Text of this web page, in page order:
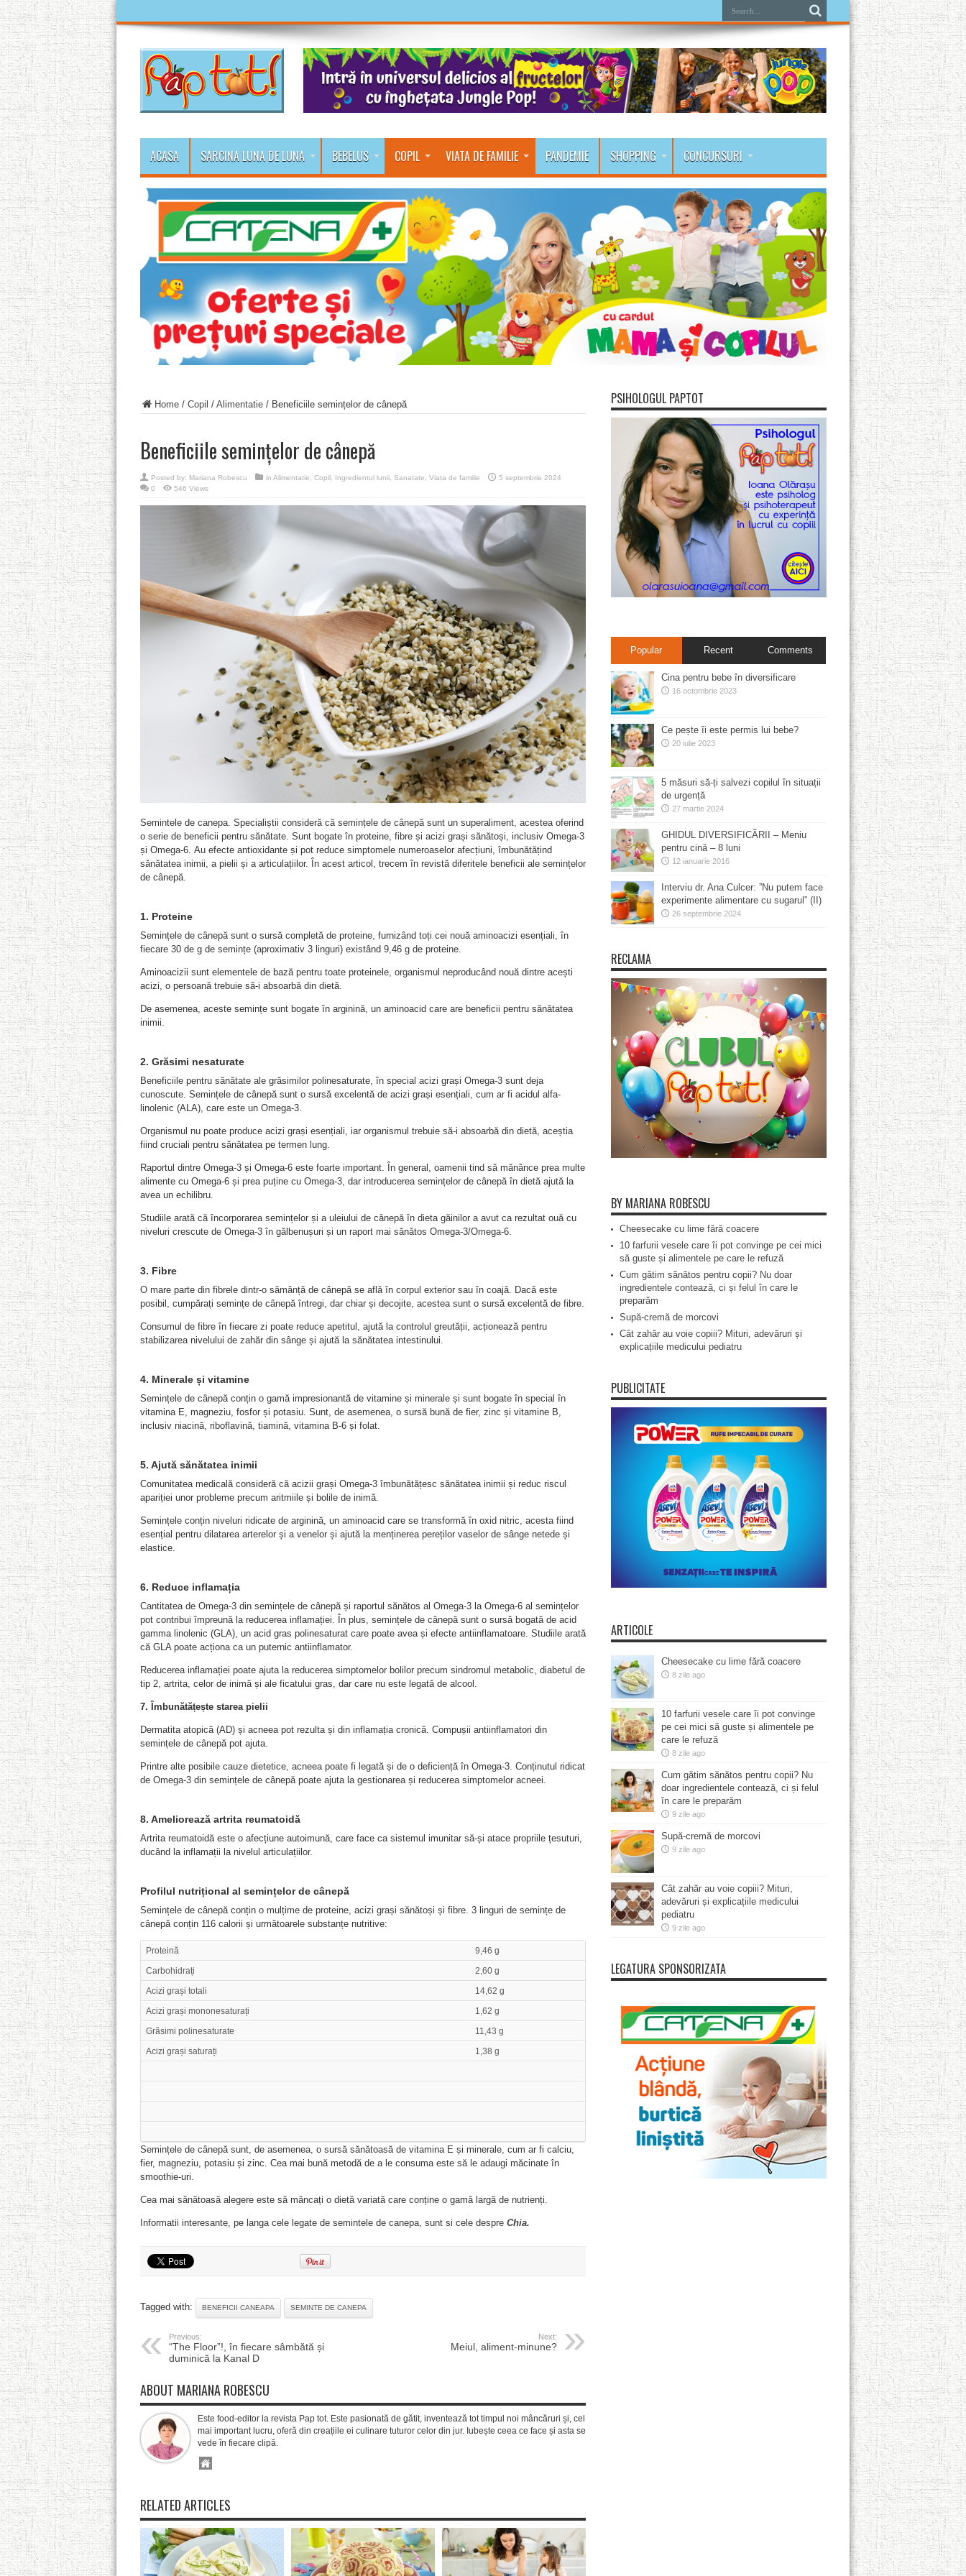
ACASA SARCINA LUNA DE LUNA BEBELUS COPIL VIATA DE FAMILIE PANDEMIE SHOPPING CONCURSURI
Home/ Copil / Alimentatie/ Beneficiile semințelor de cânepă
Beneficiile semințelor de cânepă
Posted by: Mariana Robescu in Alimentatie Copil, Ingredientul lunii, Sanatate Viata de familie
5 septembrie 2024
0
546 Views
Semintele de canepa. Specialiștii consideră că semințele de cânepă sunt un superaliment, acestea oferind
o serie de beneficii pentru sănătate. Sunt bogate în proteine, fibre și acizi grași sănătoși, inclusiv Omega-3
și Omega-6. Au efecte antioxidante și pot reduce simptomele numeroaselor afecțiuni, îmbunătățind
sănătatea inimii, a pielii și a articulațiilor. În acest articol, trecem în revistă diferitele beneficii ale semințelor
de cânepă.
1. Proteine
Semințele de cânepă sunt o sursă completă de proteine, furnizând toți cei nouă aminoacizi esențiali, în
fiecare 30 de g de semințe (aproximativ 3 linguri) existând 9,46 g de proteine.
Aminoacizii sunt elementele de bază pentru toate proteinele, organismul neproducând nouă dintre acești
acizi, o persoană trebuie să-i absoarbă din dietă.
De asemenea, aceste semințe sunt bogate în arginină, un aminoacid care are beneficii pentru sănătatea
inimii.
2. Grăsimi nesaturate
Beneficiile pentru sănătate ale grăsimilor polinesaturate, în special acizi grași Omega-3 sunt deja
cunoscute. Semințele de cânepă sunt o sursă excelentă de acizi grași esențiali, cum ar fi acidul alfa-
linolenic (ALA), care este un Omega-3.
Organismul nu poate produce acizi grași esențiali, iar organismul trebuie să-i absoarbă din dietă, aceștia
fiind cruciali pentru sănătatea pe termen lung.
Raportul dintre Omega-3 și Omega-6 este foarte important. În general, oamenii tind să mănânce prea multe
alimente cu Omega-6 și prea puține cu Omega-3, dar introducerea semințelor de cânepă în dietă ajută la
avea un echilibru.
Studiile arată că încorporarea semințelor și a uleiului de cânepă în dieta găinilor a avut ca rezultat ouă cu
niveluri crescute de Omega-3 în gălbenușuri și un raport mai sănătos Omega-3/Omega-6.
3. Fibre
O mare parte din fibrele dintr-o sămânță de cânepă se află în corpul exterior sau în coajă. Dacă este
posibil, cumpărați semințe de cânepă întregi, dar chiar și decojite, acestea sunt o sursă excelentă de fibre.
Consumul de fibre în fiecare zi poate reduce apetitul, ajută la controlul greutății, acționează pentru
stabilizarea nivelului de zahăr din sânge și ajută la sănătatea intestinului.
4. Minerale și vitamine
Semințele de cânepă conțin o gamă impresionantă de vitamine și minerale și sunt bogate în special în
vitamina E, magneziu, fosfor și potasiu. Sunt, de asemenea, o sursă bună de fier, zinc și vitamine B,
inclusiv niacină, riboflavină, tiamină, vitamina B-6 și folat.
5. Ajută sănătatea inimii
Comunitatea medicală consideră că acizii grași Omega-3 îmbunătățesc sănătatea inimii și reduc riscul
apariției unor probleme precum aritmiile și bolile de inimă.
Semințele conțin niveluri ridicate de arginină, un aminoacid care se transformă în oxid nitric, acesta fiind
esențial pentru dilatarea arterelor și a venelor și ajută la menținerea pereților vaselor de sânge netede și
elastice.
6. Reduce inflamația
Cantitatea de Omega-3 din semințele de cânepă și raportul sănătos al Omega-3 la Omega-6 al semințelor
pot contribui împreună la reducerea inflamației. În plus, semințele de cânepă sunt o sursă bogată de acid
gamma linolenic (GLA), un acid gras polinesaturat care poate avea și efecte antiinflamatoare. Studiile arată
că GLA poate acționa ca un puternic antiinflamator.
Reducerea inflamației poate ajuta la reducerea simptomelor bolilor precum sindromul metabolic, diabetul de
tip 2, artrita, celor de inimă și ale ficatului gras, dar care nu este legată de alcool.
7. Îmbunătățește starea pielii
Dermatita atopică (AD) și acneea pot rezulta și din inflamația cronică. Compușii antiinflamatori din
semințele de cânepă pot ajuta.
Printre alte posibile cauze dietetice, acneea poate fi legată și de o deficiență în Omega-3. Conținutul ridicat
de Omega-3 din semințele de cânepă poate ajuta la gestionarea și reducerea simptomelor acneei.
8. Ameliorează artrita reumatoidă
Artrita reumatoidă este o afecțiune autoimună, care face ca sistemul imunitar să-și atace propriile țesuturi,
ducând la inflamații la nivelul articulațiilor.
Profilul nutrițional al semințelor de cânepă
Semințele de cânepă conțin o mulțime de proteine, acizi grași sănătoși și fibre. 3 linguri de semințe de
cânepă conțin 116 calorii și următoarele substanțe nutritive:
Proteină
9,46 g
Carbohidrați
2,60 g
Acizi grași totali
14,62 g
Acizi grași mononesaturați
1,62 g
Grăsimi polinesaturate
11,43 g
Acizi grași saturați
1,38 g
Semințele de cânepă sunt, de asemenea, o sursă sănătoasă de vitamina E și minerale, cum ar fi calciu,
fier, magneziu, potasiu și zinc. Cea mai bună metodă de a le consuma este să le adaugi măcinate în
smoothie-uri.
Cea mai sănătoasă alegere este să mâncați o dietă variată care conține o gamă largă de nutrienți.
Informatii interesante, pe langa cele legate de semintele de canepa, sunt si cele despre Chia.
Tagged with: BENEFICII CANEAPA SEMINTE DE CANEPA
Previous:
“The Floor”!, în fiecare sâmbătă și
duminică la Kanal D
Next:
Meiul, aliment-minune?
ABOUT MARIANA ROBESCU
Este food-editor la revista Pap tot. Este pasionată de gătit, inventează tot timpul noi mâncăruri și, cel
mai important lucru, oferă din creațiile ei culinare tuturor celor din jur. Iubește ceea ce face și asta se
vede în fiecare clipă.
RELATED ARTICLES
PSIHOLOGUL PAPTOT
Popular Recent Comments
Cina pentru bebe în diversificare
16 octombrie 2023
Ce pește îi este permis lui bebe?
20 iulie 2023
5 măsuri să-ți salvezi copilul în situații
de urgență
27 martie 2024
GHIDUL DIVERSIFICĂRII – Meniu
pentru cină – 8 luni
12 ianuarie 2016
Interviu dr. Ana Culcer: ”Nu putem face
experimente alimentare cu sugarul” (II)
26 septembrie 2024
RECLAMA
BY MARIANA ROBESCU
Cheesecake cu lime fără coacere
10 farfurii vesele care îi pot convinge pe cei mici
să guste și alimentele pe care le refuză
Cum gătim sănătos pentru copii? Nu doar
ingredientele contează, ci și felul în care le
preparăm
Supă-cremă de morcovi
Cât zahăr au voie copiii? Mituri, adevăruri și
explicațiile medicului pediatru
PUBLICITATE
ARTICOLE
Cheesecake cu lime fără coacere
8 zile ago
10 farfurii vesele care îi pot convinge
pe cei mici să guste și alimentele pe
care le refuză
8 zile ago
Cum gătim sănătos pentru copii? Nu
doar ingredientele contează, ci și felul
în care le preparăm
9 zile ago
Supă-cremă de morcovi
9 zile ago
Cât zahăr au voie copiii? Mituri,
adevăruri și explicațiile medicului
pediatru
9 zile ago
LEGATURA SPONSORIZATA